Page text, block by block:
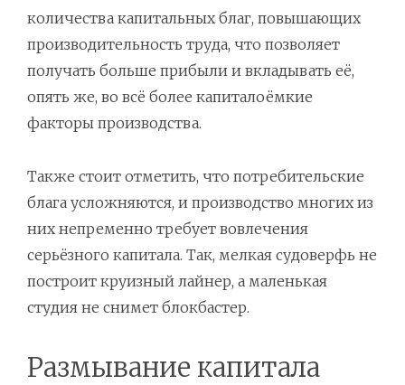
количества капитальных благ, повышающих
производительность труда, что позволяет
получать больше прибыли и вкладывать её,
опять же, во всё более капиталоёмкие
факторы производства.
Также стоит отметить, что потребительские
блага усложняются, и производство многих из
них непременно требует вовлечения
серьёзного капитала. Так, мелкая судоверфь не
построит круизный лайнер, а маленькая
студия не снимет блокбастер.
Размывание капитала